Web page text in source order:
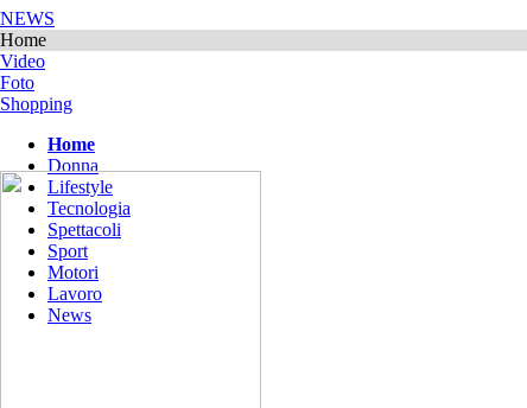
NEWS
Home
Video
Foto
Shopping
Home
Donna
Lifestyle
Tecnologia
Spettacoli
Sport
Motori
Lavoro
News